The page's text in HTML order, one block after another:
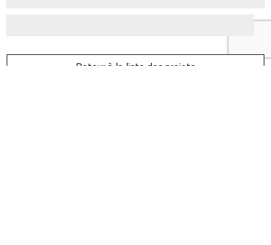
Retour à la liste des projets